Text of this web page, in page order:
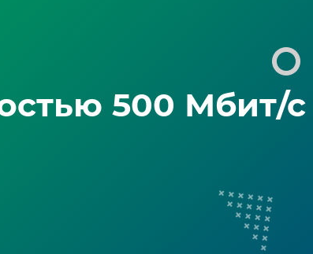
500 Мбит/с